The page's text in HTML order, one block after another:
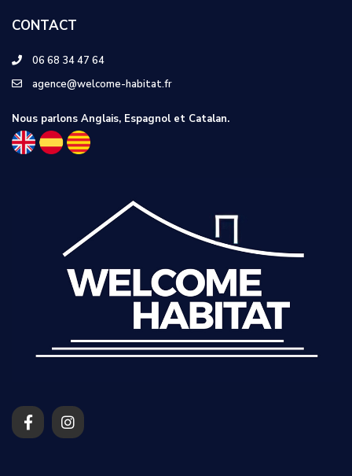
CONTACT
06 68 34 47 64
agence@welcome-habitat.fr
Nous parlons Anglais, Espagnol et Catalan.